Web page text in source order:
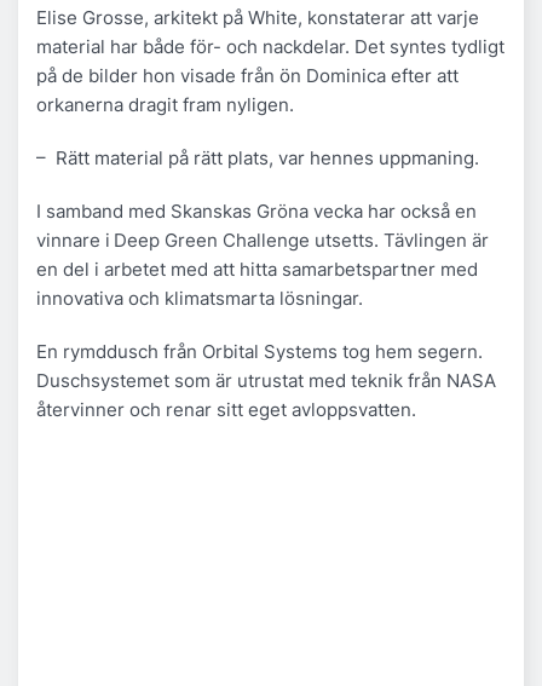
Elise Grosse, arkitekt på White, konstaterar att varje
material har både för- och nackdelar. Det syntes tydligt
på de bilder hon visade från ön Dominica efter att
orkanerna dragit fram nyligen.
– Rätt material på rätt plats, var hennes uppmaning.
I samband med Skanskas Gröna vecka har också en
vinnare i Deep Green Challenge utsetts. Tävlingen är
en del i arbetet med att hitta samarbetspartner med
innovativa och klimatsmarta lösningar.
En rymddusch från Orbital Systems tog hem segern.
Duschsystemet som är utrustat med teknik från NASA
återvinner och renar sitt eget avloppsvatten.